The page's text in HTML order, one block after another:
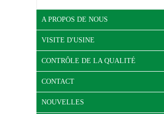
A PROPOS DE NOUS
VISITE D'USINE
CONTRÔLE DE LA QUALITÉ
CONTACT
NOUVELLES